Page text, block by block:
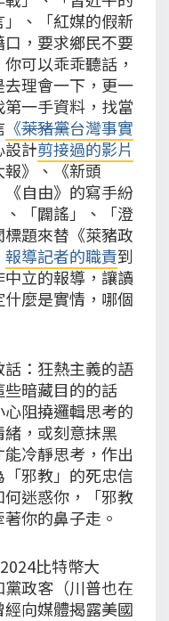
、「紅媒的假新
，要求鄉民不要
可以乖乖聽話，
理會一下，更一
一手資料，找當
《萊豬黨台灣事實
設計剪接過的影片
》、《新頭
自由》的寫手紛
「闢謠」、「澄
題來替《萊豬政
報導記者的職責到
立的報導，讓讀
麼是實情，哪個
：狂熱主義的語
暗藏目的的話
阻撓邏輯思考的
，或刻意抹黑
能冷靜思考，作出
邪教」的死忠信
迷惑你，「邪教
你的鼻子走。
比特幣大
政客（川普也在
向媒體揭露美國